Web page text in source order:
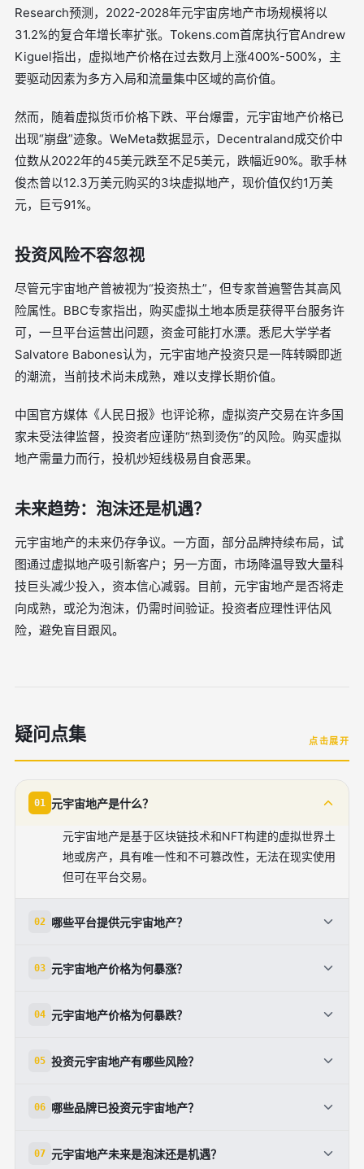
Research预测，2022-2028年元宇宙房地产市场规模将以
31.2%的复合年增长率扩张。Tokens.com首席执行官Andrew
Kiguel指出，虚拟地产价格在过去数月上涨400%-500%，主
要驱动因素为多方入局和流量集中区域的高价值。
然而，随着虚拟货币价格下跌、平台爆雷，元宇宙地产价格已
出现“崩盘”迹象。WeMeta数据显示，Decentraland成交价中
位数从2022年的45美元跌至不足5美元，跌幅近90%。歌手林
俊杰曾以12.3万美元购买的3块虚拟地产，现价值仅约1万美
元，巨亏91%。
投资风险不容忽视
尽管元宇宙地产曾被视为“投资热土”，但专家普遍警告其高风
险属性。BBC专家指出，购买虚拟土地本质是获得平台服务许
可，一旦平台运营出问题，资金可能打水漂。悉尼大学学者
Salvatore Babones认为，元宇宙地产投资只是一阵转瞬即逝
的潮流，当前技术尚未成熟，难以支撑长期价值。
中国官方媒体《人民日报》也评论称，虚拟资产交易在许多国
家未受法律监督，投资者应谨防“热到烫伤”的风险。购买虚拟
地产需量力而行，投机炒短线极易自食恶果。
未来趋势：泡沫还是机遇？
元宇宙地产的未来仍存争议。一方面，部分品牌持续布局，试
图通过虚拟地产吸引新客户；另一方面，市场降温导致大量科
技巨头减少投入，资本信心减弱。目前，元宇宙地产是否将走
向成熟，或沦为泡沫，仍需时间验证。投资者应理性评估风
险，避免盲目跟风。
疑问点集 点击展开
01 元宇宙地产是什么？
元宇宙地产是基于区块链技术和NFT构建的虚拟世界土
地或房产，具有唯一性和不可篡改性，无法在现实使用
但可在平台交易。
02 哪些平台提供元宇宙地产？
Cryptovoxels和Somnium Space，支持NFT购买和出
03 元宇宙地产价格为何暴涨？
集中区域高价值，以及品牌对虚拟空间商业潜力的看
04 元宇宙地产价格为何暴跌？
减少投入，导致资本信心减弱和炒作价值丧失。
05 投资元宇宙地产有哪些风险？
失、价格波动大，以及投机失败导致资金打水漂。
06 哪些品牌已投资元宇宙地产？
图在虚拟空间建立咨询中心、品牌展示或音乐会场地。
07 元宇宙地产未来是泡沫还是机遇？